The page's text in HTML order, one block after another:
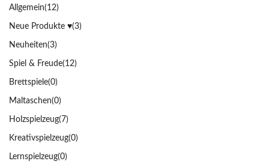
Allgemein(12)
Neue Produkte ♥️(3)
Neuheiten(3)
Spiel & Freude(12)
Brettspiele(0)
Maltaschen(0)
Holzspielzeug(7)
Kreativspielzeug(0)
Lernspielzeug(0)